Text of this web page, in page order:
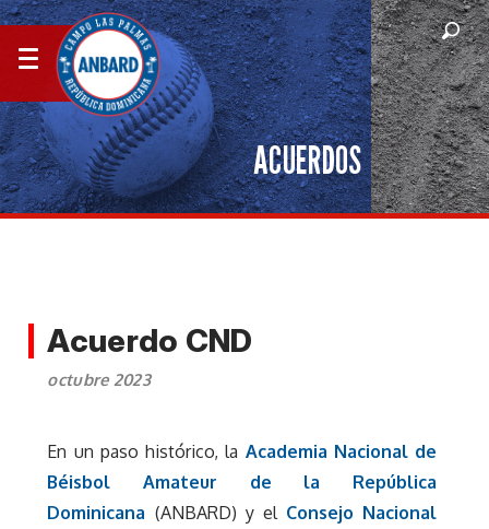
ACUERDOS
Acuerdo CND
octubre 2023
En un paso histórico, la Academia Nacional de
Béisbol Amateur de la República
Dominicana (ANBARD) y el Consejo Nacional